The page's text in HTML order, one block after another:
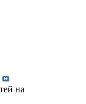
на